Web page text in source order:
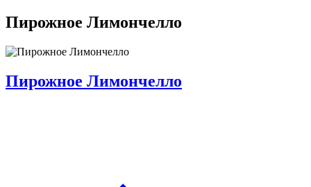
Пирожное Лимончелло
Пирожное Лимончелло